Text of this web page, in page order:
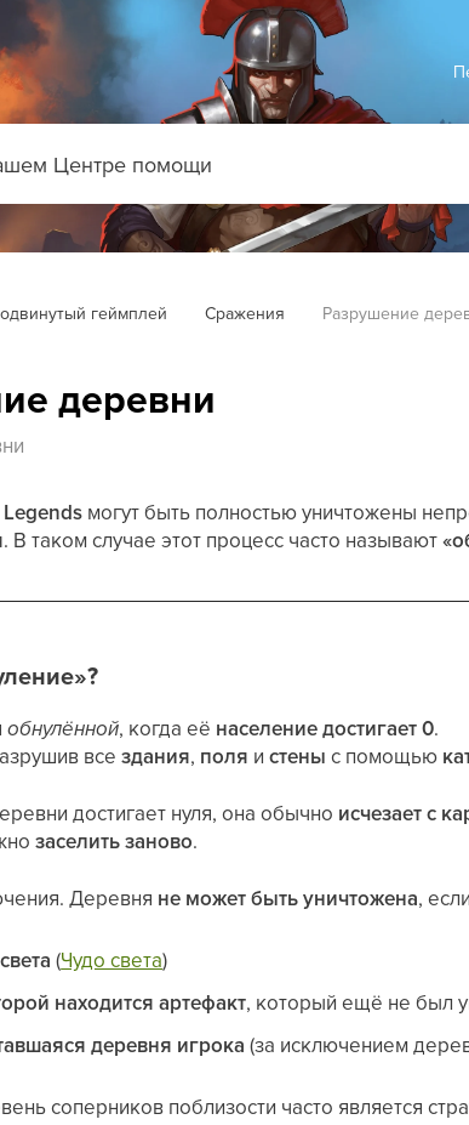
геймплей Сражения Разрушение
деревни
могут быть полностью уничтожены
. В таком случае этот процесс часто называют
обнулённой, когда её население достигает 0.
всездания, поля истены с помощью
достигает нуля, она обычно исчезает с
заселить заново.
Деревня не может быть уничтожена,
(Чудо света)
находится артефакт, который ещё не был
деревня игрока (за исключением
соперников поблизости часто является